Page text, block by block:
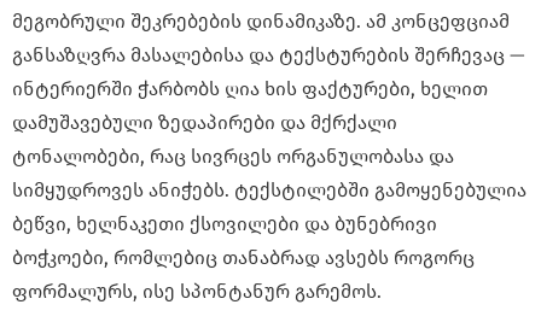
მეგობრული შეკრებების დინამიკაზე. ამ კონცეფციამ
განსაზღვრა მასალებისა და ტექსტურების შერჩევაც —
ინტერიერში ჭარბობს ღია ხის ფაქტურები, ხელით
დამუშავებული ზედაპირები და მქრქალი
ტონალობები, რაც სივრცეს ორგანულობასა და
სიმყუდროვეს ანიჭებს. ტექსტილებში გამოყენებულია
ბეწვი, ხელნაკეთი ქსოვილები და ბუნებრივი
ბოჭკოები, რომლებიც თანაბრად ავსებს როგორც
ფორმალურს, ისე სპონტანურ გარემოს.